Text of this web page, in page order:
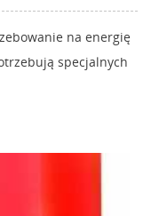
na energię
specjalnych